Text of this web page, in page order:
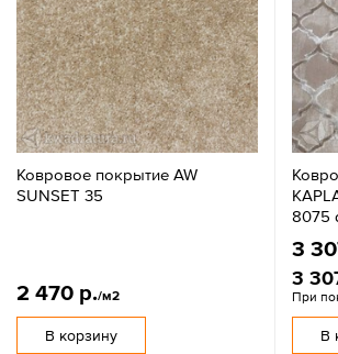
Ковровое покрытие AW
SUNSET 35
2 470 р./м2
В корзину
8075
3
3
При
В